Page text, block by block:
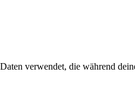
verwendet, die während